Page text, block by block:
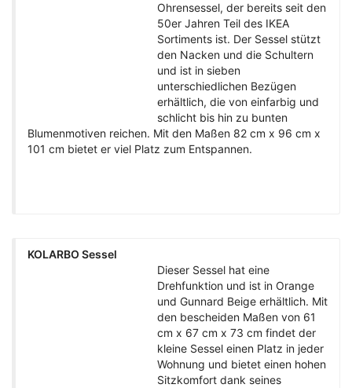
Ohrensessel, der bereits seit den
50er Jahren Teil des IKEA
Sortiments ist. Der Sessel stützt
den Nacken und die Schultern
und ist in sieben
unterschiedlichen Bezügen
erhältlich, die von einfarbig und
schlicht bis hin zu bunten
Blumenmotiven reichen. Mit den Maßen 82 cm x 96 cm x
101 cm bietet er viel Platz zum Entspannen.
KOLARBO Sessel
Dieser Sessel hat eine
Drehfunktion und ist in Orange
und Gunnard Beige erhältlich. Mit
den bescheiden Maßen von 61
cm x 67 cm x 73 cm findet der
kleine Sessel einen Platz in jeder
Wohnung und bietet einen hohen
Sitzkomfort dank seines